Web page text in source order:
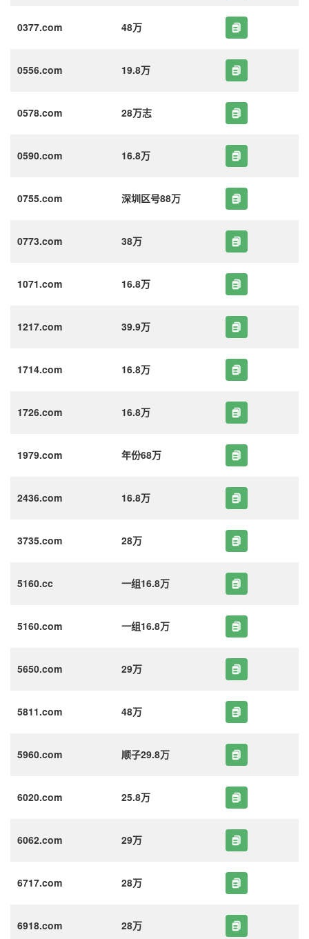
0377.com 48万
0556.com 19.8万
0578.com 28万志
0590.com 16.8万
0755.com 深圳区号88万
0773.com 38万
1071.com 16.8万
1217.com 39.9万
1714.com 16.8万
1726.com 16.8万
1979.com 年份68万
2436.com 16.8万
3735.com 28万
5160.cc 一组16.8万
5160.com 一组16.8万
5650.com 29万
5811.com 48万
5960.com 顺子29.8万
6020.com 25.8万
6062.com 29万
6717.com 28万
6918.com 28万